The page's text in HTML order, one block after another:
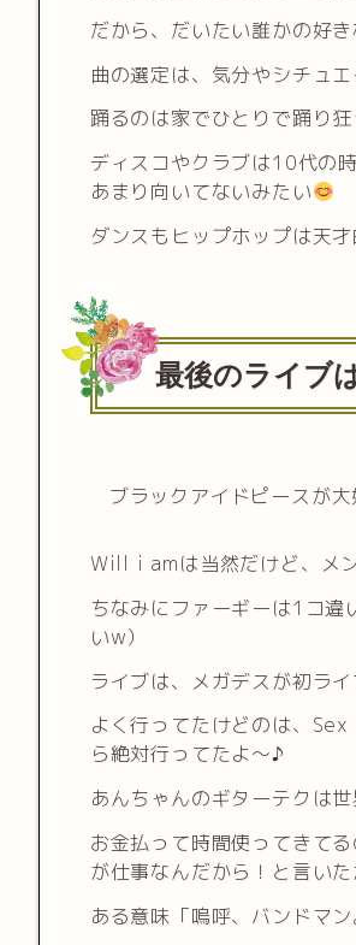
だから、だいたい誰かの好
曲の選定は、気分やシチュ
踊るのは家でひとりで踊り狂
ディスコやクラブは10代の
あまり向いてないみたい
ダンスもヒップホップは天才
最後のライブ
ブラックアイドピースが
Will i amは当然だけど、メ
ちなみにファーギーは1コ
いw）
ライブは、メガデスが初ラ
よく行ってたけどのは、
ら絶対行ってたよ〜♪
あんちゃんのギターテクは
お金払って時間使ってきて
が仕事なんだから！と言い
ある意味「嗚呼、バンドマ